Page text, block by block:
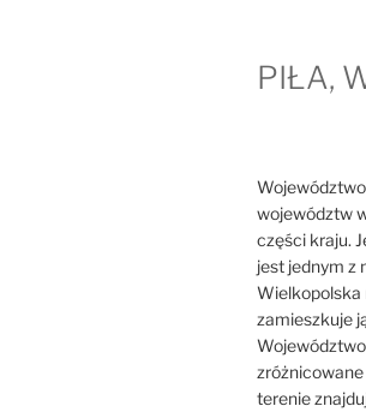
PIŁA,
województw
części kraju.
jest jednym z
Wielkopolska
zamieszkuje
terenie